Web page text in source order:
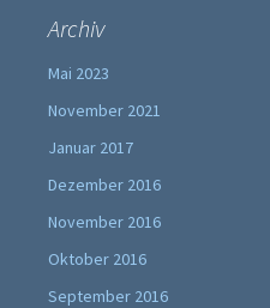
Archiv
Mai 2023
November 2021
Januar 2017
Dezember 2016
November 2016
Oktober 2016
September 2016